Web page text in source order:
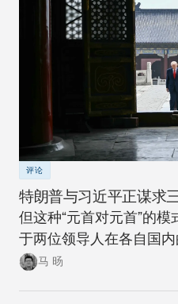
评论
特朗普与习近平正谋求
但这种“元首对元首”的
于两位领导人在各自国内
马 旸